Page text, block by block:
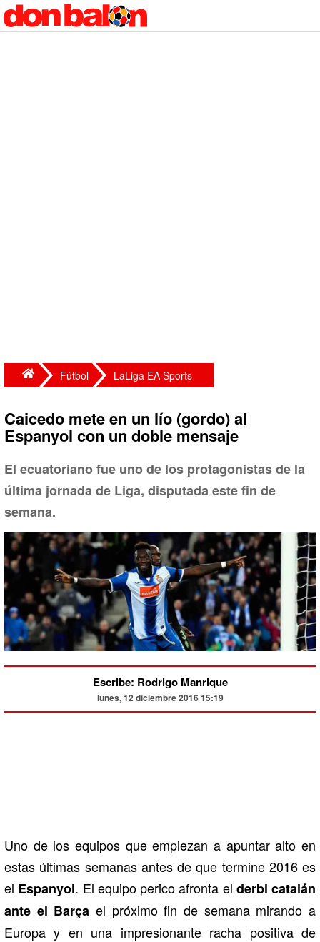
Fútbol LaLiga EA Sports
Caicedo mete en un lío (gordo) al
Espanyol con un doble mensaje
El ecuatoriano fue uno de los protagonistas de la
última jornada de Liga, disputada este fin de
semana.
Escribe: Rodrigo Manrique
lunes, 12 diciembre 2016 15:19
Uno de los equipos que empiezan a apuntar alto en
estas últimas semanas antes de que termine 2016 es
el Espanyol. El equipo perico afronta el derbi catalán
ante el Barça el próximo fin de semana mirando a
Europa y en una impresionante racha positiva de